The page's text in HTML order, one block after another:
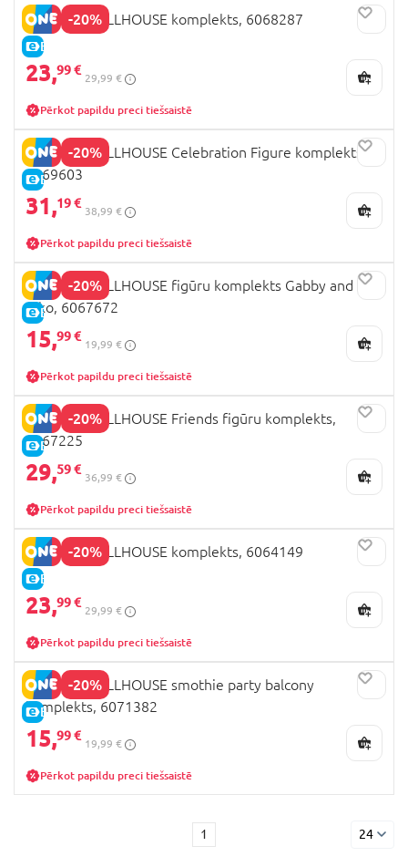
-20%
E-CENA
GABBY'S DOLLHOUSE komplekts, 6068287
23,99 €
29,99 €
Pērkot papildu preci tiešsaistē
-20%
E-CENA
GABBY'S DOLLHOUSE Celebration Figure komplekts,
6069603
31,19 €
38,99 €
Pērkot papildu preci tiešsaistē
-20%
E-CENA
GABBY'S DOLLHOUSE figūru komplekts Gabby and
Kiko, 6067672
15,99 €
19,99 €
Pērkot papildu preci tiešsaistē
-20%
E-CENA
GABBY'S DOLLHOUSE Friends figūru komplekts,
6067225
29,59 €
36,99 €
Pērkot papildu preci tiešsaistē
-20%
E-CENA
GABBY'S DOLLHOUSE komplekts, 6064149
23,99 €
29,99 €
Pērkot papildu preci tiešsaistē
-20%
E-CENA
GABBY'S DOLLHOUSE smothie party balcony
komplekts, 6071382
15,99 €
19,99 €
Pērkot papildu preci tiešsaistē
1 24